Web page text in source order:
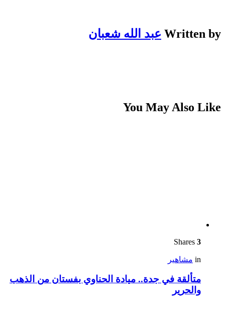
Written by عبد الله شعبان
You May Also Like
3
in مشاهير
متألقة في جدة.. ميادة الحناوي بفستان من الذهب
والحرير